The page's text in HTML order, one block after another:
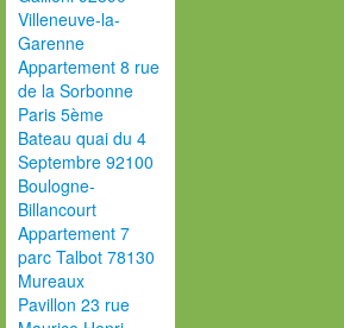
Villeneuve-la-
Garenne
Appartement 8 rue
de la Sorbonne
Paris 5ème
Bateau quai du 4
Septembre 92100
Boulogne-
Billancourt
Appartement 7
parc Talbot 78130
Mureaux
Pavillon 23 rue